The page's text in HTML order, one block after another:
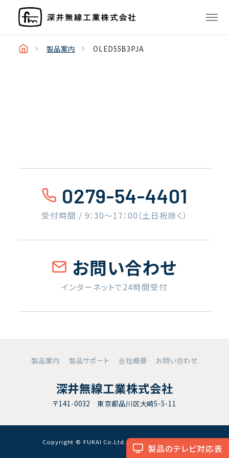
製品のテレビ対応表
製品案内 OLED55B3PJA
0279-54-4401
受付時間 / 9：30〜17：00（土日祝除く）
お問い合わせ
インターネットで24時間受付
製品案内 製品サポート 会社概要 お問い合わせ
深井無線工業株式会社
〒141-0032 東京都品川区大崎5-5-11
Copyright © FUKAI Co.Ltd. All RightsReserved.